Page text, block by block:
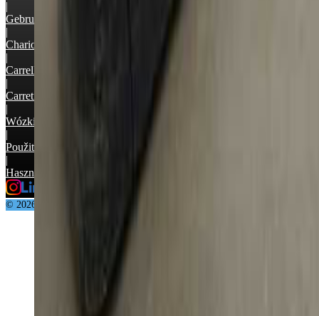
|
Gebruikte Heftrucks
|
Chariots élévateurs occasion
|
Carrelli elevatori usati
|
Carretilla elevadora segunda mano
|
Wózki widłowe używane
|
Použité vysokozdvižné vozíky
|
Használt targonca
© 2026 Supralift GmbH & Co. KG